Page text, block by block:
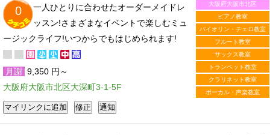
大阪府大阪市北区
ピアノ教室
バイオリン・チェロ教室
フルート教室
サックス教室
トランペット教室
クラリネット教室
ボーカル・声楽教室
0
一人ひとりに合わせたオーダーメイドレ
ッスン!さまざまなイベントで楽しむミュ
ージックライフ!いつからでもはじめられます!
月謝 9,350 円～
大阪府大阪市北区大深町3-1-5F